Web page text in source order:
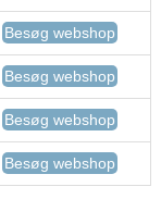
Besøg webshop
Besøg webshop
Besøg webshop
Besøg webshop